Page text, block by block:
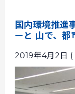
国内環境推進
ーと 山で、都
2019年4月2日 (